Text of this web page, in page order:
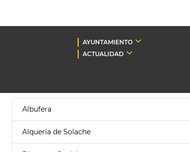
AYUNTAMIENTO
ACTUALIDAD
Albufera
Alquería de Solache